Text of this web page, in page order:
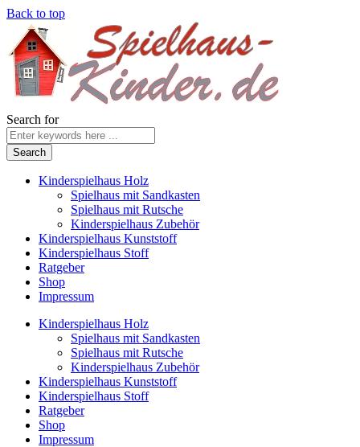
Back to top
Search for
Kinderspielhaus Holz
Spielhaus mit Sandkasten
Spielhaus mit Rutsche
Kinderspielhaus Zubehör
Kinderspielhaus Kunststoff
Kinderspielhaus Stoff
Ratgeber
Shop
Impressum
Kinderspielhaus Holz
Spielhaus mit Sandkasten
Spielhaus mit Rutsche
Kinderspielhaus Zubehör
Kinderspielhaus Kunststoff
Kinderspielhaus Stoff
Ratgeber
Shop
Impressum